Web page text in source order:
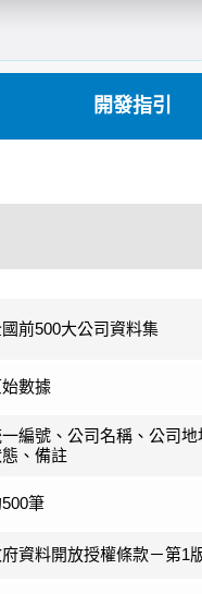
開發指引
前500大公司資料集
數據
編號、公司名稱、公司地
、備註
筆
資料開放授權條款－第1